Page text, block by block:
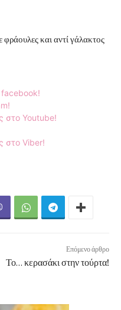
και αντί γάλακτος
facebook!
στο Youtube!
στο Viber!
Επόμενο άρθρο
Το… κερασάκι στην τούρτα!